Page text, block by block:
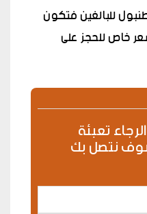
للبالغين فتكون
كسعر خاص للحجز على
تعبئة
نتصل بك